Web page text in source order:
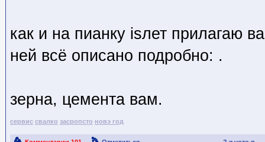
как и на пианку isлет прилагаю
ней всё описано подробно: .
зерна, цемента вам.
сервис свалко засропсто новэ год